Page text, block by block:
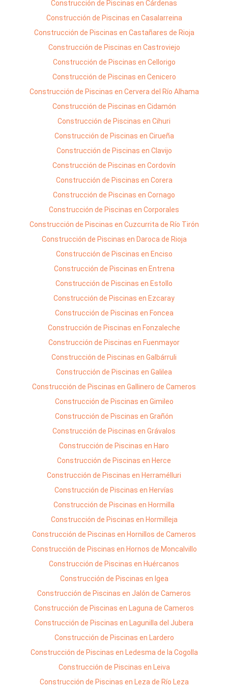
Construcción de Piscinas en Cárdenas
Construcción de Piscinas en Casalarreina
Construcción de Piscinas en Castañares de Rioja
Construcción de Piscinas en Castroviejo
Construcción de Piscinas en Cellorigo
Construcción de Piscinas en Cenicero
Construcción de Piscinas en Cervera del Río Alhama
Construcción de Piscinas en Cidamón
Construcción de Piscinas en Cihuri
Construcción de Piscinas en Cirueña
Construcción de Piscinas en Clavijo
Construcción de Piscinas en Cordovín
Construcción de Piscinas en Corera
Construcción de Piscinas en Cornago
Construcción de Piscinas en Corporales
Construcción de Piscinas en Cuzcurrita de Río Tirón
Construcción de Piscinas en Daroca de Rioja
Construcción de Piscinas en Enciso
Construcción de Piscinas en Entrena
Construcción de Piscinas en Estollo
Construcción de Piscinas en Ezcaray
Construcción de Piscinas en Foncea
Construcción de Piscinas en Fonzaleche
Construcción de Piscinas en Fuenmayor
Construcción de Piscinas en Galbárruli
Construcción de Piscinas en Galilea
Construcción de Piscinas en Gallinero de Cameros
Construcción de Piscinas en Gimileo
Construcción de Piscinas en Grañón
Construcción de Piscinas en Grávalos
Construcción de Piscinas en Haro
Construcción de Piscinas en Herce
Construcción de Piscinas en Herramélluri
Construcción de Piscinas en Hervías
Construcción de Piscinas en Hormilla
Construcción de Piscinas en Hormilleja
Construcción de Piscinas en Hornillos de Cameros
Construcción de Piscinas en Hornos de Moncalvillo
Construcción de Piscinas en Huércanos
Construcción de Piscinas en Igea
Construcción de Piscinas en Jalón de Cameros
Construcción de Piscinas en Laguna de Cameros
Construcción de Piscinas en Lagunilla del Jubera
Construcción de Piscinas en Lardero
Construcción de Piscinas en Ledesma de la Cogolla
Construcción de Piscinas en Leiva
Construcción de Piscinas en Leza de Río Leza